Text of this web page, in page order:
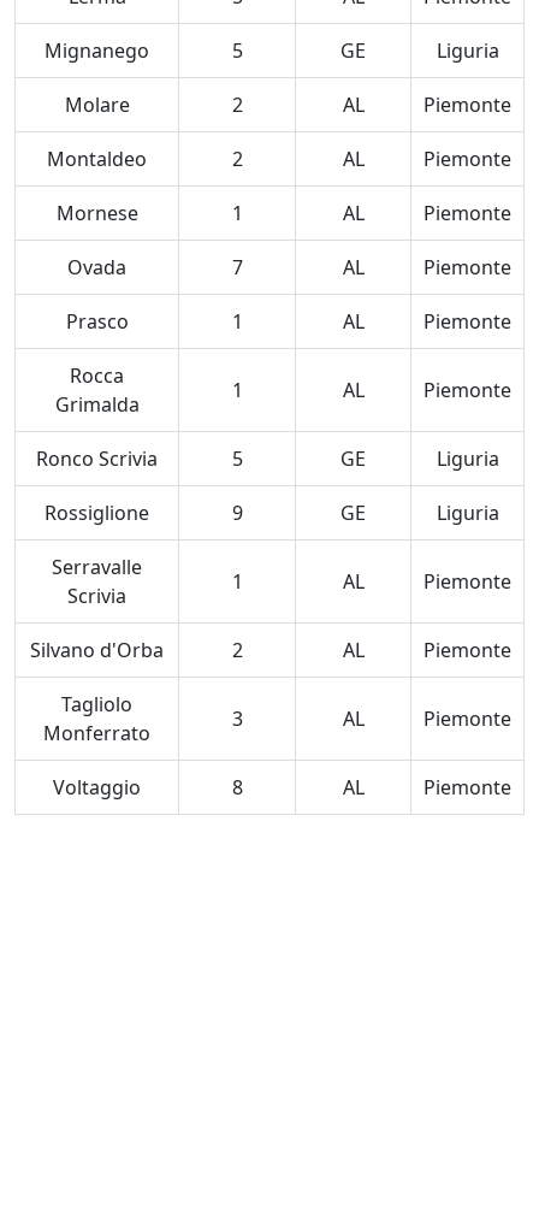
Mignanego 5 GE Liguria
Molare 2 AL Piemonte
Montaldeo 2 AL Piemonte
Mornese 1 AL Piemonte
Ovada 7 AL Piemonte
Prasco 1 AL Piemonte
Rocca
Grimalda
1 AL Piemonte
Ronco Scrivia 5 GE Liguria
Rossiglione 9 GE Liguria
Serravalle
Scrivia
1 AL Piemonte
Silvano d'Orba 2 AL Piemonte
Tagliolo
Monferrato
3 AL Piemonte
Voltaggio 8 AL Piemonte